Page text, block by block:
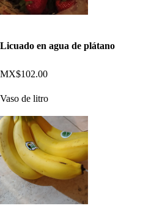
Licuado en agua de plátano
MX$102.00
Vaso de litro